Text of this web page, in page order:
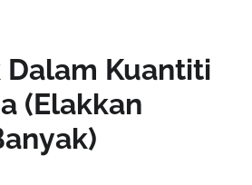
Dalam Kuantiti
(Elakkan